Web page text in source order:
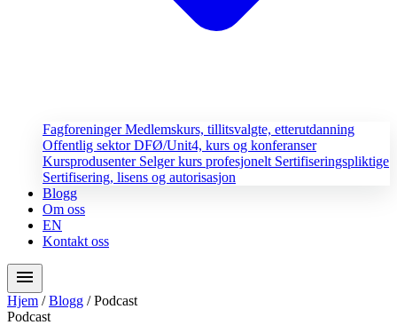
FagforeningerMedlemskurs, tillitsvalgte, etterutdanning
Offentlig sektorDFØ/Unit4, kurs og konferanser
Kursprodusenter Selger kurs profesjonelt Sertifiseringspliktige
Sertifisering, lisens og autorisasjon
Blogg
Om oss
EN
Kontakt oss
menu
Hjem / Blogg / Podcast
Podcast